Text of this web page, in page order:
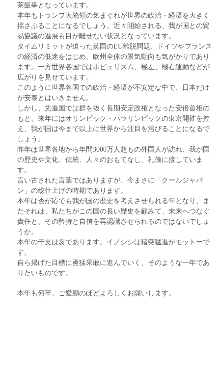
茶飯事となっています。
本年もトランプ大統領の気まぐれが世界の政治・経済を大きく
揺さぶることになるでしょう。近々開始される、我が国との貿
易協議の進展も目が離せない状況となっています。
タイムリミットが迫った英国のEU離脱問題、ドイツやフランス
の経済の低迷をはじめ、欧州全体の景気動向も気がかりであり
ます。一方世界各国ではポピュリズム、極左、極右運動などが
広がりを見せています。
このように世界各国での政治・経済が不安定な中で、日本だけ
が安泰とはいきません。
しかし、先進国では群を抜く長期安定政権となった安倍首相の
もと、来年にはオリンピック・パラリンピックの東京開催を控
え、我が国は今まで以上に世界から注目を浴びることになるで
しょう。
昨年は世界各地から年間3000万人超もの外国人が訪れ、我が国
の歴史や文化、伝統、人々のおもてなし、礼儀に接していま
す。
言い古された言葉ではありますが、今まさに「クールジャパ
ン」の総仕上げの時期であります。
本年は否が応でも我が国の歴史を考えさせられる年となり、ま
たそれは、私たちがこの国の長い歴史を顧みて、未来へつなぐ
責任と、その矜持と自信を再認識させられるのではないでしょ
うか。
本年の干支は亥であります。イノシシは猪突猛進がモットーで
す。
自ら掲げた目標に勇猛果敢に進んでいく、そのような一年であ
りたいものです。
本年も何卒、ご愛顧のほどよろしくお願いします。